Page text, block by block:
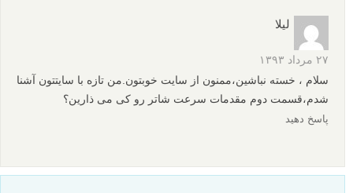
لیلا
۲۷ مرداد ۱۳۹۳
سلام ، خسته نباشین،ممنون از سایت خوبتون.من تازه با سایتتون آشنا
شدم،قسمت دوم مقدمات سرعت شاتر رو کی می ذارین؟
پاسخ دهید